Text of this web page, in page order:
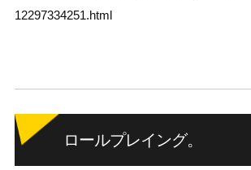
12297334251.html
ロールプレイング。